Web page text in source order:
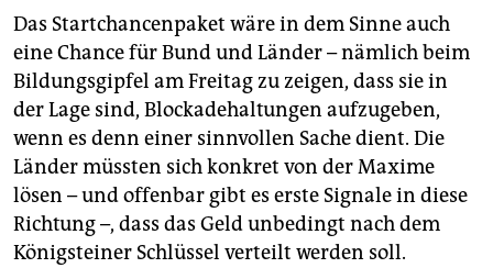
Das Startchancenpaket wäre in dem Sinne auch
eine Chance für Bund und Länder – nämlich beim
Bildungsgipfel am Freitag zu zeigen, dass sie in
der Lage sind, Blockadehaltungen aufzugeben,
wenn es denn einer sinnvollen Sache dient. Die
Länder müssten sich konkret von der Maxime
lösen – und offenbar gibt es erste Signale in diese
Richtung –, dass das Geld unbedingt nach dem
Königsteiner Schlüssel verteilt werden soll.